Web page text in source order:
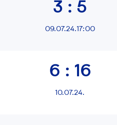
3 : 5
09.07.24.17:00
6 : 16
10.07.24.